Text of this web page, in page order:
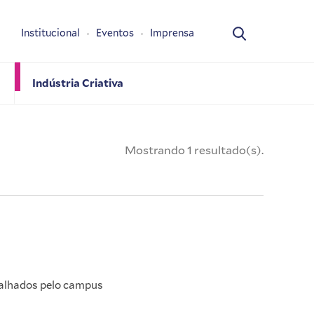
Indústria Criativa
Institucional Eventos Imprensa
Mostrando 1 resultado(s).
pelo campus